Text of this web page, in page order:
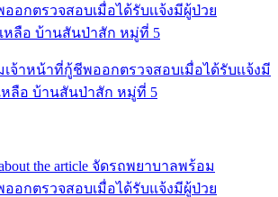
จ้าหน้าที่กู้ชีพออกตรวจสอบเมื่อได้รับเเจ้งมี
ลือ บ้านสันป่าสัก หมู่ที่ 5